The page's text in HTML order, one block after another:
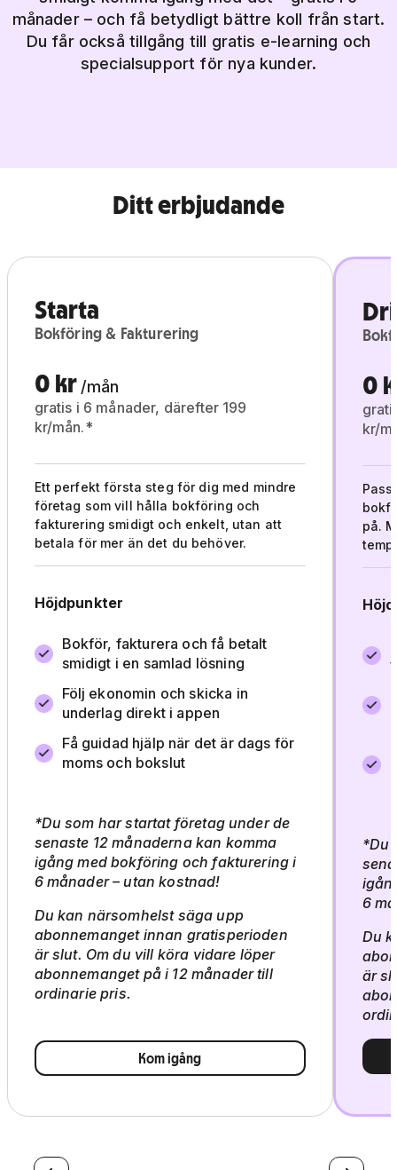
månader – och få betydligt bättre koll från start.
Du får också tillgång till gratis e-learning och
specialsupport för nya kunder.
Ditt erbjudande
Starta
Bokföring & Fakturering
0 kr /mån
gratis i 6 månader, därefter 199
kr/mån.*
Ett perfekt första steg för dig med mindre
företag som vill hålla bokföring och
fakturering smidigt och enkelt, utan att
betala för mer än det du behöver.
Kom igång
Höjdpunkter
Bokför, fakturera och få betalt
smidigt i en samlad lösning
Följ ekonomin och skicka in
underlag direkt i appen
Få guidad hjälp när det är dags för
moms och bokslut
*Du som har startat företag under de
senaste 12 månaderna kan komma
igång med bokföring och fakturering i
6 månader – utan kostnad!
Du kan närsomhelst säga upp
abonnemanget innan gratisperioden
är slut. Om du vill köra vidare löper
abonnemanget på i 12 månader till
ordinarie pris.
0
kr/
på.
*Du
6
Du
är